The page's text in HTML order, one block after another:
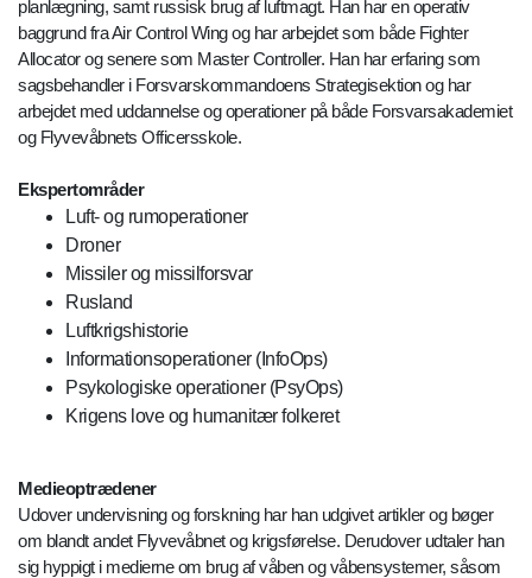
planlægning, samt russisk brug af luftmagt. Han har en operativ
baggrund fra Air Control Wing og har arbejdet som både Fighter
Allocator og senere som Master Controller. Han har erfaring som
sagsbehandler i Forsvarskommandoens Strategisektion og har
arbejdet med uddannelse og operationer på både Forsvarsakademiet
og Flyvevåbnets Officersskole.
Ekspertområder
Luft- og rumoperationer
Droner
Missiler og missilforsvar
Rusland
Luftkrigshistorie
Informationsoperationer (InfoOps)
Psykologiske operationer (PsyOps)
Krigens love og humanitær folkeret
Medieoptrædener
Udover undervisning og forskning har han udgivet artikler og bøger
om blandt andet Flyvevåbnet og krigsførelse. Derudover udtaler han
sig hyppigt i medierne om brug af våben og våbensystemer, såsom